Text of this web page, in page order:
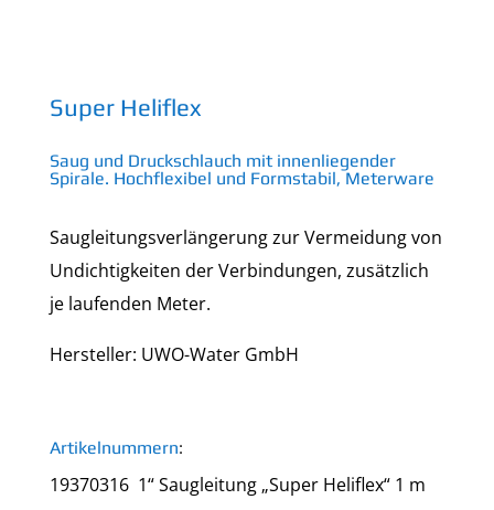
Super Heliflex
Saug und Druckschlauch mit innenliegender
Spirale. Hochflexibel und Formstabil, Meterware
Saugleitungsverlängerung zur Vermeidung von
Undichtigkeiten der Verbindungen, zusätzlich
je laufenden Meter.
Hersteller: UWO-Water GmbH
Artikelnummern:
19370316 1“ Saugleitung „Super Heliflex“ 1 m